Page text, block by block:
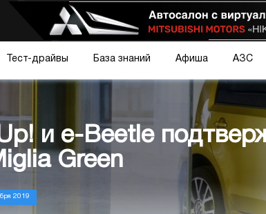
Тест-драйвы База знаний Афиша АЗС
и e-Beetle
Green
2019